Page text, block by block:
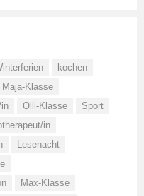
kochen
Maja-Klasse
Olli-Klasse
Sport
in
Lesenacht
Max-Klasse